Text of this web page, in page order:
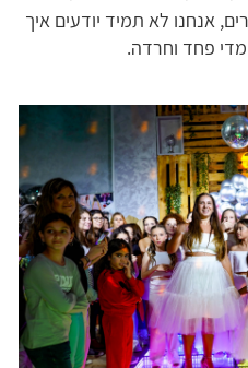
אנחנו לא תמיד יודעים איך
מדי פחד וחרדה.